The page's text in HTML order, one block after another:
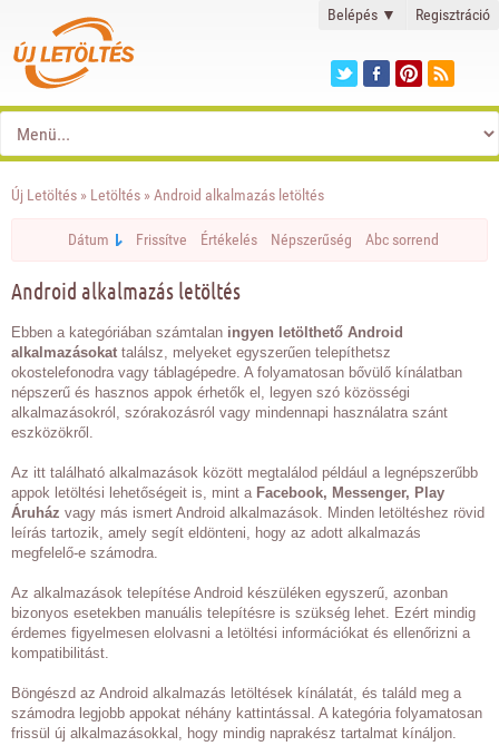
Belépés ▼ Regisztráció
Új Letöltés » Letöltés » Android alkalmazás letöltés
Dátum Frissítve Értékelés Népszerűség Abc sorrend
Android alkalmazás letöltés
Ebben a kategóriában számtalan ingyen letölthető Android
alkalmazásokat találsz, melyeket egyszerűen telepíthetsz
okostelefonodra vagy táblagépedre. A folyamatosan bővülő kínálatban
népszerű és hasznos appok érhetők el, legyen szó közösségi
alkalmazásokról, szórakozásról vagy mindennapi használatra szánt
eszközökről.
Az itt található alkalmazások között megtalálod például a legnépszerűbb
appok letöltési lehetőségeit is, mint a Facebook, Messenger, Play
Áruház vagy más ismert Android alkalmazások. Minden letöltéshez rövid
leírás tartozik, amely segít eldönteni, hogy az adott alkalmazás
megfelelő-e számodra.
Az alkalmazások telepítése Android készüléken egyszerű, azonban
bizonyos esetekben manuális telepítésre is szükség lehet. Ezért mindig
érdemes figyelmesen elolvasni a letöltési információkat és ellenőrizni a
kompatibilitást.
Böngészd az Android alkalmazás letöltések kínálatát, és találd meg a
számodra legjobb appokat néhány kattintással. A kategória folyamatosan
frissül új alkalmazásokkal, hogy mindig naprakész tartalmat kínáljon.